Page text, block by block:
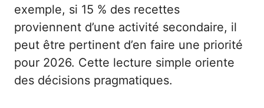
exemple, si 15 % des recettes
proviennent d’une activité secondaire, il
peut être pertinent d’en faire une priorité
pour 2026. Cette lecture simple oriente
des décisions pragmatiques.